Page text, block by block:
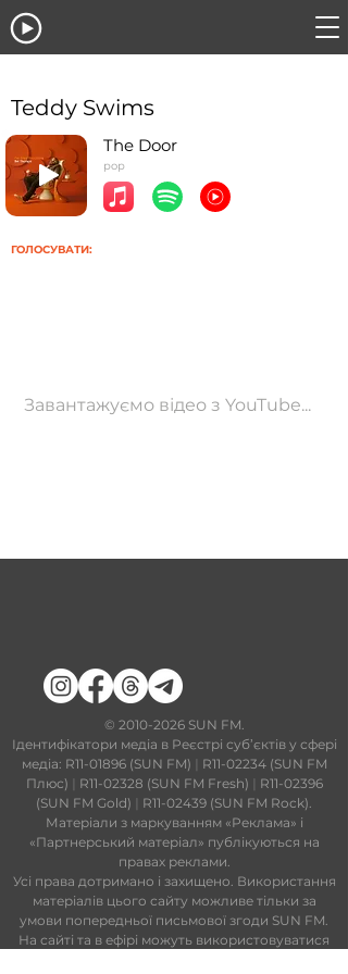
Teddy Swims
The Door
pop
ГОЛОСУВАТИ:
Завантажуємо відео з YouTube...
​© 2010-2026SUN FM.
Ідентифікатори медіа в Реєстрі суб’єктів у сфері
медіа: R11-01896 (SUN FM) | R11-02234 (SUN FM
Плюс) | R11-02328 (SUN FM Fresh) | R11-02396
(SUN FM Gold) | R11-02439 (SUN FM Rock).
Матеріали з маркуванням «Реклама» і
«Партнерський матеріал» публікуються на
правах реклами.
Усі права дотримано і захищено. Використання
матеріалів цього сайту можливе тільки за
умови попередньої письмової згоди SUN FM.
На сайті та в ефірі можуть використовуватися